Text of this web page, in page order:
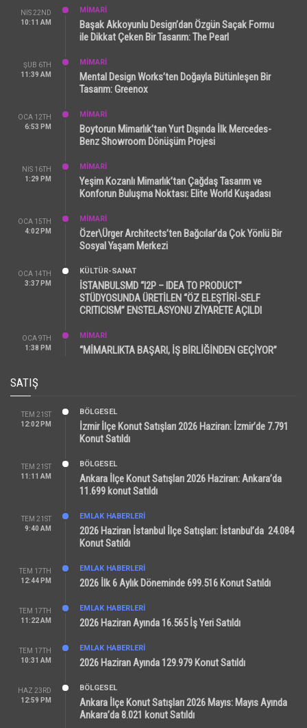
NIS 22ND
10:11 AM
MİMARİ
Başak Akkoyunlu Design’dan Özgün Saçak Formu
ile Dikkat Çeken Bir Tasarım: The Pearl
ŞUB 6TH
11:39 AM
MİMARİ
Mental Design Works’ten Doğayla Bütünleşen Bir
Tasarım: Greenox
OCA 12TH
6:53 PM
MİMARİ
Boytorun Mimarlık’tan Yurt Dışında İlk Mercedes-
Benz Showroom Dönüşüm Projesi
NIS 16TH
1:29 PM
MİMARİ
Yeşim Kozanlı Mimarlık’tan Çağdaş Tasarım ve
Konforun Buluşma Noktası: Elite World Kuşadası
OCA 15TH
4:02 PM
MİMARİ
Özer\Ürger Architects’ten Bağcılar’da Çok Yönlü Bir
Sosyal Yaşam Merkezi
OCA 14TH
3:37 PM
KÜLTÜR-SANAT
İSTANBULSMD “I2P – IDEA TO PRODUCT”
STÜDYOSUNDA ÜRETİLEN “ÖZ ELEŞTİRİ-SELF
CRITICISM” ENSTELASYONU ZİYARETE AÇILDI
OCA 9TH
1:38 PM
MİMARİ
“MİMARLIKTA BAŞARI, İŞ BİRLİĞİNDEN GEÇİYOR”
SATIŞ
TEM 21ST
12:02 PM
BÖLGESEL
İzmir İlçe Konut Satışları 2026 Haziran: İzmir’de 7.791
Konut Satıldı
TEM 21ST
11:11 AM
BÖLGESEL
Ankara İlçe Konut Satışları 2026 Haziran: Ankara’da
11.699 konut Satıldı
TEM 21ST
9:40 AM
EMLAK HABERLERI
2026 Haziran İstanbul İlçe Satışları: İstanbul’da 24.084
Konut Satıldı
TEM 17TH
12:44 PM
EMLAK HABERLERI
2026 İlk 6 Aylık Döneminde 699.516 Konut Satıldı
TEM 17TH
11:22 AM
EMLAK HABERLERI
2026 Haziran Ayında 16.565 İş Yeri Satıldı
TEM 17TH
10:31 AM
EMLAK HABERLERI
2026 Haziran Ayında 129.979 Konut Satıldı
HAZ 23RD
12:59 PM
BÖLGESEL
Ankara İlçe Konut Satışları 2026 Mayıs: Mayıs Ayında
Ankara’da 8.021 konut Satıldı